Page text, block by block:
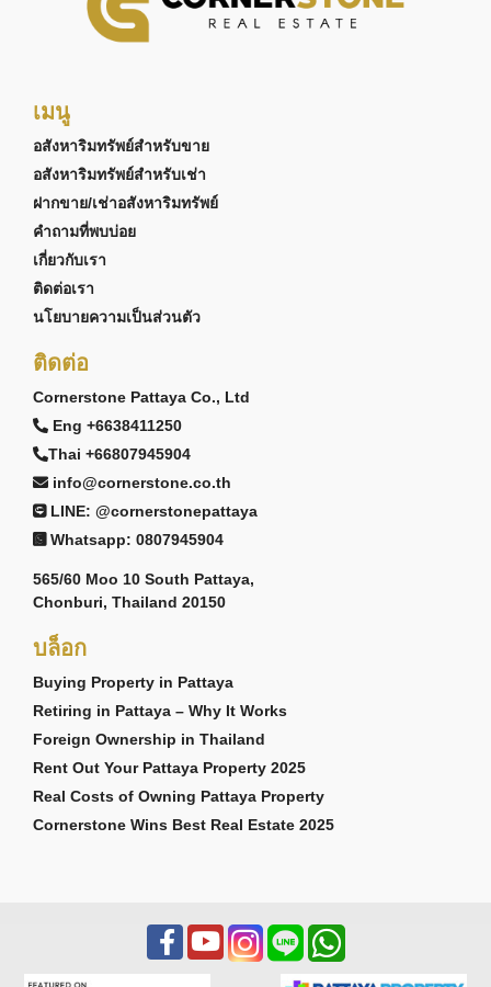
เมนู
อสังหาริมทรัพย์สำหรับขาย
อสังหาริมทรัพย์สำหรับเช่า
ฝากขาย/เช่าอสังหาริมทรัพย์
คำถามที่พบบ่อย
เกี่ยวกับเรา
ติดต่อเรา
นโยบายความเป็นส่วนตัว
ติดต่อ
Cornerstone Pattaya Co., Ltd
Eng +6638411250
Thai +66807945904
info@cornerstone.co.th
LINE: @cornerstonepattaya
Whatsapp: 0807945904
565/60 Moo 10 South Pattaya,
Chonburi, Thailand 20150
บล็อก
Buying Property in Pattaya
Retiring in Pattaya – Why It Works
Foreign Ownership in Thailand
Rent Out Your Pattaya Property 2025
Real Costs of Owning Pattaya Property
Cornerstone Wins Best Real Estate 2025